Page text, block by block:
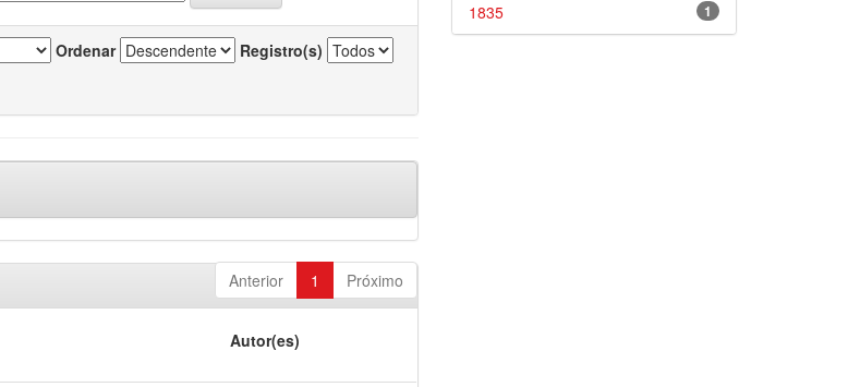
Ordenar Registro(s)
Anterior 1 Próximo
Autor(es)
1
1835